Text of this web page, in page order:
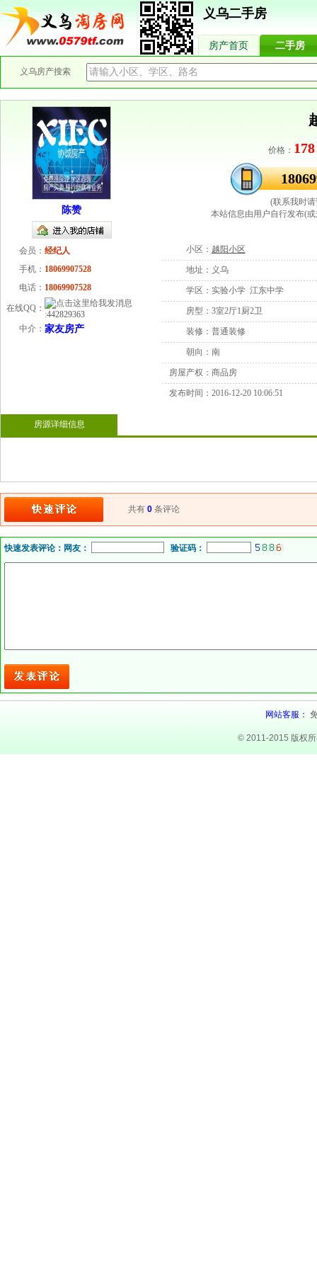
义乌二手房
房产首页 二手房
义乌房产搜索
陈赞
会员： 经纪人
手机： 18069907528
电话： 18069907528
在线QQ：
:442829363
中介： 家友房产
价格： 178
(联系我时
本站信息由用户自行发布(
小区： 越阳小区
地址： 义乌
学区： 实验小学 江东中学
房型： 3室2厅1厨2卫
装修： 普通装修
朝向： 南
房屋产权： 商品房
发布时间： 2016-12-20 10:06:51
房源详细信息
共有 0 条评论
快速发表评论： 网友： 验证码：
网站客服：
© 2011-2015 版权